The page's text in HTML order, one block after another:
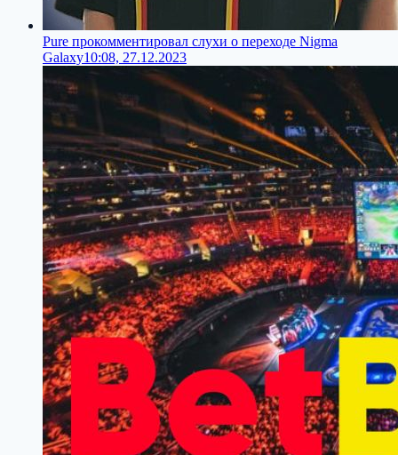
Pure прокомментировал слухи о переходе Nigma
Galaxy10:08, 27.12.2023